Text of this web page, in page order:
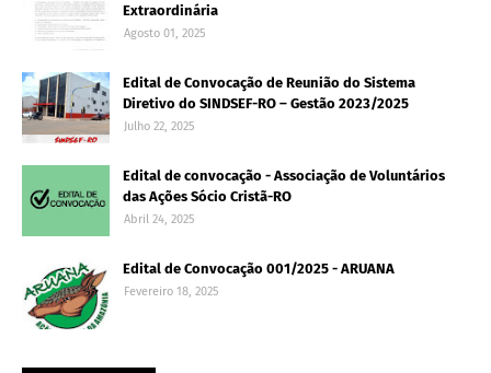
Extraordinária
Agosto 01, 2025
Edital de Convocação de Reunião do Sistema
Diretivo do SINDSEF-RO – Gestão 2023/2025
Julho 22, 2025
Edital de convocação - Associação de Voluntários
das Ações Sócio Cristã-RO
Abril 24, 2025
Edital de Convocação 001/2025 - ARUANA
Fevereiro 18, 2025